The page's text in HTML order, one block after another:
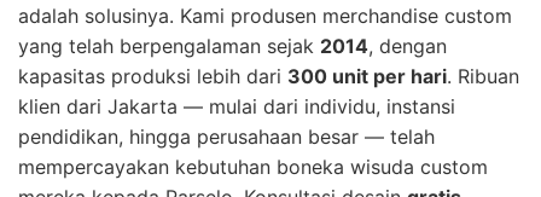
adalah solusinya. Kami produsen merchandise custom
yang telah berpengalaman sejak 2014, dengan
kapasitas produksi lebih dari 300 unit per hari. Ribuan
klien dari Jakarta — mulai dari individu, instansi
pendidikan, hingga perusahaan besar — telah
mempercayakan kebutuhan boneka wisuda custom